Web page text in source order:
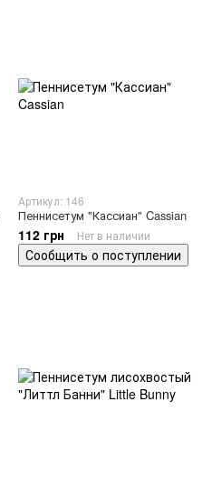
Артикул: 146
Пеннисетум "Кассиан" Cassian
112 грн Нет в наличии
Сообщить о поступлении